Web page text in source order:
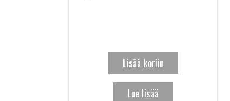
Lisää koriin
Lue lisää